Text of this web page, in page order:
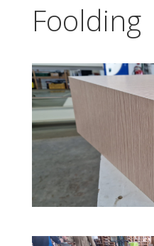
Foolding